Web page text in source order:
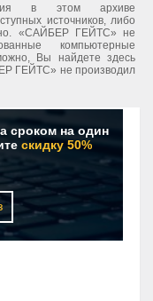
в этом архиве
источников, либо
«САЙБЕР ГЕЙТС» не
компьютерные
Вы найдете здесь
ГЕЙТС» не производил
сроком на один
скидку 50%